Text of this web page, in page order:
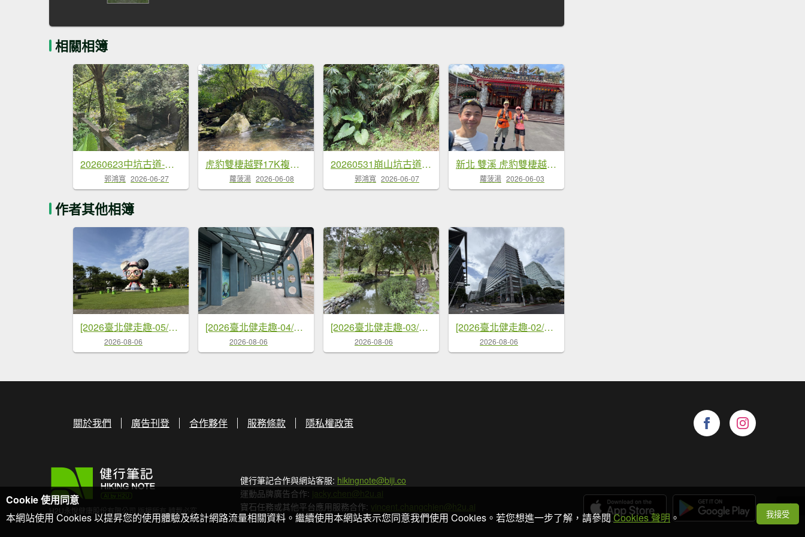
相關相簿
20260623中坑古道-仿山坑古道-火燒寮古道徹退
郭鴻寬 2026-06-27
虎豹雙棲越野17K複習跑-part2
蘿菠湯 2026-06-08
20260531崩山坑古道-山腰古道-中坑古道-仿山坑山-石古井
郭鴻寬 2026-06-07
新北 雙溪 虎豹雙棲越野17K探路
蘿菠湯 2026-06-03
作者其他相簿
[2026臺北健走趣-05/50] 2026_0712_美崙公園
2026-08-06
[2026臺北健走趣-04/50] 2026_0710_臺北小巨蛋
2026-08-06
[2026臺北健走趣-03/50] 2026_0710_大湖公園(防災公園)
2026-08-06
[2026臺北健走趣-02/50] 2026_0710_中國信託金融園區
2026-08-06
關於我們 廣告刊登 合作夥伴 服務條款 隱私權政策
H2U永悅健康股份有限公司 版權所有 轉載必究
健行筆記合作與網站客服: hikingnote@biji.co
運動品牌廣告合作: jacky.chen@h2u.ai
寶石任務或其他平台應用服務合作: vincent.changchien@h2u.ai
Cookie 使用同意
本網站使用 Cookies 以提昇您的使用體驗及統計網路流量相關資料。繼續使用本網站表示您同意我們使用 Cookies。若您想進一步了解，請參閱Cookies 聲明 。 我接受